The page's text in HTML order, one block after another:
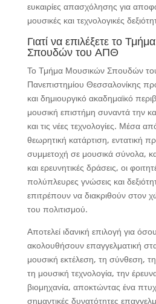
ευκαιρίες απασχόλησης για
μουσικές και τεχνολογικές
Γιατί να επιλέξετε το
Σπουδών του ΑΠΘ
Το Τμήμα Μουσικών Σπουδών του
Πανεπιστημίου Θεσσαλονίκης
και δημιουργικό ακαδημαϊκό
μουσική επιστήμη συναντά την
και τις νέες τεχνολογίες. Μέσα
θεωρητική κατάρτιση, εντατική
συμμετοχή σε μουσικά σύνολα,
και ερευνητικές δράσεις, οι
πολύπλευρες γνώσεις και
επιτρέπουν να διακριθούν στον
του πολιτισμού.
Αποτελεί ιδανική επιλογή για
ακολουθήσουν επαγγελματική
μουσική εκτέλεση, τη σύνθεση,
τη μουσική τεχνολογία, την
βιομηχανία, αποκτώντας ένα
σημαντικές δυνατότητες